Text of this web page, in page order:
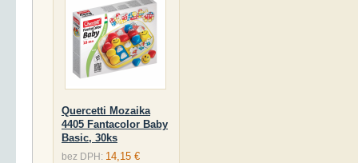
Quercetti Mozaika
4405 Fantacolor Baby
Basic, 30ks
bez DPH: 14,15 €